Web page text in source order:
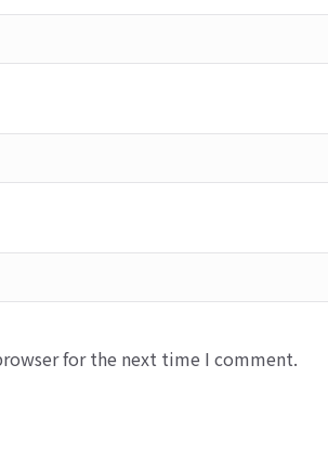
for the next time I comment.